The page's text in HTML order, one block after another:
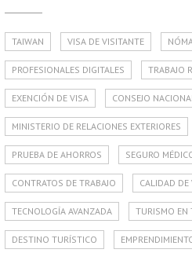
TAIWAN VISA DE VISITANTE
PROFESIONALES DIGITALES TRABAJO
EXENCIÓN DE VISA CONSEJO
MINISTERIO DE RELACIONES EXTERIORES
PRUEBA DE AHORROS SEGURO
CONTRATOS DE TRABAJO CALIDAD DE
TECNOLOGÍA AVANZADA TURISMO EN
DESTINO TURÍSTICO